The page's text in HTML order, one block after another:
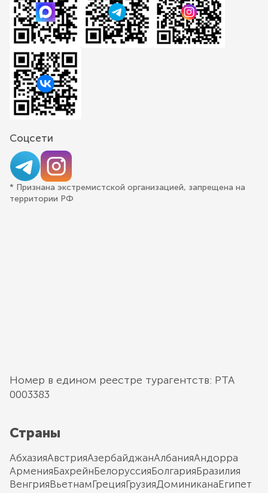
Соцсети
* Признана экстремистской организацией, запрещена на
территории РФ
Номер в едином реестре турагентств: РТА
0003383
Страны
АбхазияАвстрияАзербайджанАлбанияАндорра
АрменияБахрейнБелоруссияБолгарияБразилия
ВенгрияВьетнамГрецияГрузияДоминиканаЕгипет